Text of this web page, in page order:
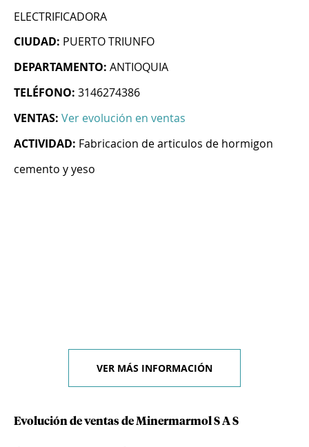
ELECTRIFICADORA
CIUDAD: PUERTO TRIUNFO
DEPARTAMENTO: ANTIOQUIA
TELÉFONO: 3146274386
VENTAS: Ver evolución en ventas
ACTIVIDAD: Fabricacion de articulos de hormigon
cemento y yeso
VER MÁS INFORMACIÓN
Evolución de ventas de Minermarmol S A S